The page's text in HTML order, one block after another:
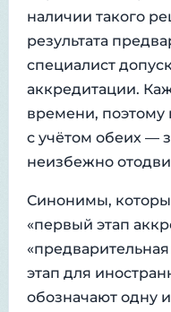
наличии такого
результата
специалист
аккредитации.
времени, поэтому
с учётом обеих —
неизбежно
Синонимы,
«первый этап
этап для
обозначают одну